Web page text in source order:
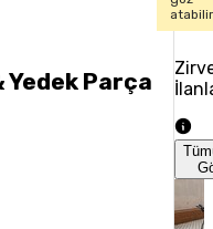
Parça